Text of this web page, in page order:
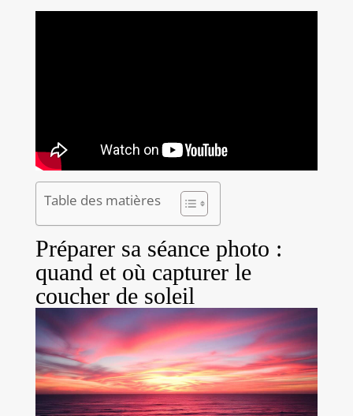
Table des matières
Préparer sa séance photo :
quand et où capturer le
coucher de soleil